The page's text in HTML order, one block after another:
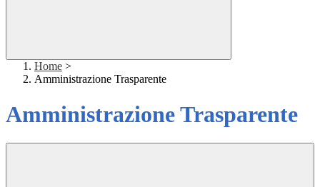
Home >
Amministrazione Trasparente
Amministrazione Trasparente